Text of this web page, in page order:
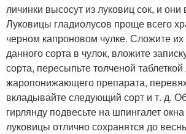
личинки высосут из луковиц сок, и они
Луковицы гладиолусов проще всего
черном капроновом чулке. Сложите их
данного сорта в чулок, вложите
сорта, пересыпьте толченой
жаропонижающего препарата,
вкладывайте следующий сорт и т. д.
гирлянду подвесьте на шпингалет
луковицы отлично сохранятся до